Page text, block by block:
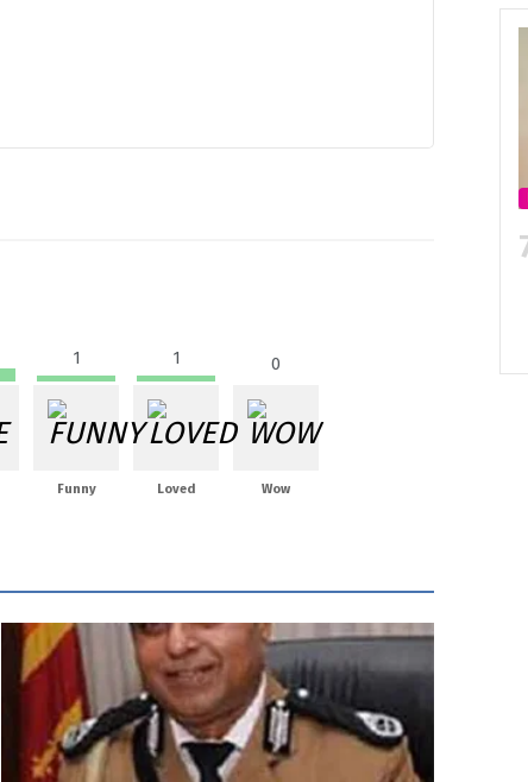
1
Funny
1
Loved
0
Wow